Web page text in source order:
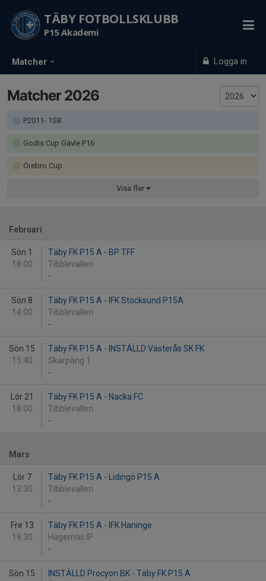
Matcher Logga in
TÄBY FOTBOLLSKLUBB
P15 Akademi
Matcher 2026
P2011- 1SB
Godis Cup Gävle P16
Örebro Cup
Visa fler
Februari
Sön 1
18:00
Täby FK P15 A - BP TFF
Tibblevallen
-
Sön 8
14:00
Täby FK P15 A - IFK Stocksund P15A
Tibblevallen
-
Sön 15
15:40
Täby FK P15 A - INSTÄLLD Västerås SK FK
Skarpäng 1
-
Lör 21
18:00
Täby FK P15 A - Nacka FC
Tibblevallen
-
Mars
Lör 7
13:30
Täby FK P15 A - Lidingö P15 A
Tibblevallen
-
Fre 13
19:30
Täby FK P15 A - IFK Haninge
Hägernäs IP
-
Sön 15
INSTÄLLD Procyon BK - Täby FK P15 A